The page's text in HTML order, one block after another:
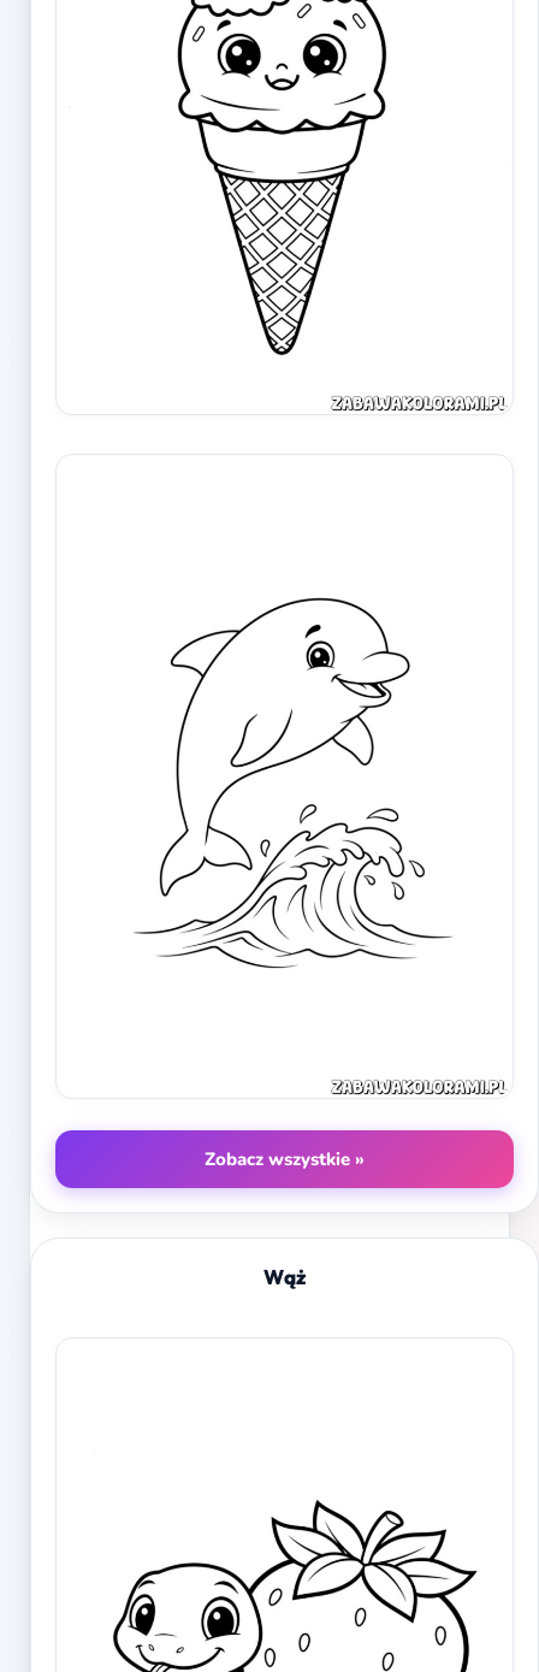
Zobacz wszystkie »
Wąż